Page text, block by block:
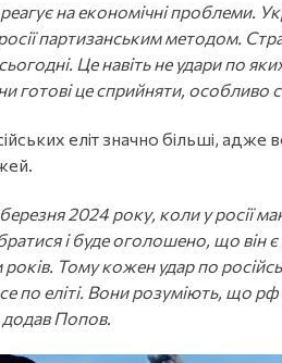
на економічні проблеми.
партизанським методом.
Це навіть не удари по
готові це сприйняти, особливо
еліт значно більші, адже
2024 року, коли у росії
і буде оголошено, що він
років. Тому кожен удар по
по еліті. Вони розуміють, що
додав Попов.